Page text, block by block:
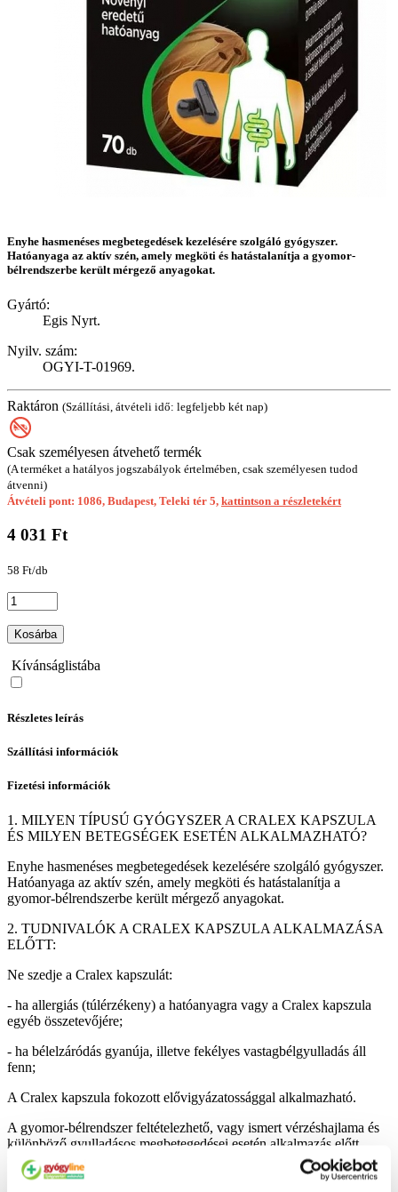
Enyhe hasmenéses megbetegedések kezelésére szolgáló gyógyszer.
Hatóanyaga az aktív szén, amely megköti és hatástalanítja a gyomor-
bélrendszerbe került mérgező anyagokat.
Gyártó:
Egis Nyrt.
Nyilv. szám:
OGYI-T-01969.
Raktáron (Szállítási, átvételi idő: legfeljebb két nap)
Csak személyesen átvehető termék
(A terméket a hatályos jogszabályok értelmében, csak személyesen tudod
átvenni)
Átvételi pont: 1086, Budapest, Teleki tér 5, kattintson a részletekért
4 031 Ft
58 Ft/db
Kosárba
Kívánságlistába
Részletes leírás
Szállítási információk
Fizetési információk
1. MILYEN TÍPUSÚ GYÓGYSZER A CRALEX KAPSZULA
ÉS MILYEN BETEGSÉGEK ESETÉN ALKALMAZHATÓ?
Enyhe hasmenéses megbetegedések kezelésére szolgáló gyógyszer.
Hatóanyaga az aktív szén, amely megköti és hatástalanítja a
gyomor-bélrendszerbe került mérgező anyagokat.
2. TUDNIVALÓK A CRALEX KAPSZULA ALKALMAZÁSA
ELŐTT:
Ne szedje a Cralex kapszulát:
- ha allergiás (túlérzékeny) a hatóanyagra vagy a Cralex kapszula
egyéb összetevőjére;
- ha bélelzáródás gyanúja, illetve fekélyes vastagbélgyulladás áll
fenn;
A Cralex kapszula fokozott elővigyázatossággal alkalmazható.
A gyomor-bélrendszer feltételezhető, vagy ismert vérzéshajlama és
különböző gyulladásos megbetegedései esetén alkalmazás előtt
forduljon kezelőorvosához.